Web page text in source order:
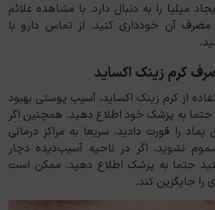
میلیا را به دنبال دارد. با مشاهده علائم
مصرف آن خودداری کنید. از تماس دارو با
کرم زینک اکساید
۷ روز استفاده از کرم زینک اکساید، آسیب پوستی بهبود
حتما به پزشک خود اطلاع دهید. همچنین اگر
را قورت دادید، سریعا به مراکز درمانی
نشوید. اگر در ناحیه آسیب‌دیده دچار
حتما به پزشک اطلاع دهید. ممکن است
جایگزین کند.